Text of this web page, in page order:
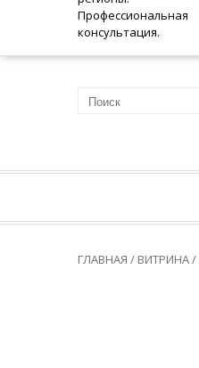
ГЛАВНАЯ / ВИТРИНА/